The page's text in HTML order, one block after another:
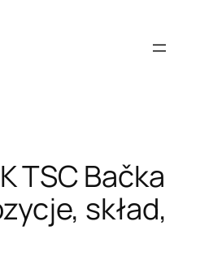
TSC Bačka
skład,